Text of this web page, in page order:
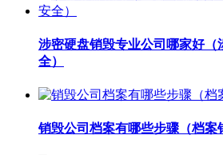
涉密硬盘销毁专业公司哪家好（
全）
销毁公司档案有哪些步骤（档案